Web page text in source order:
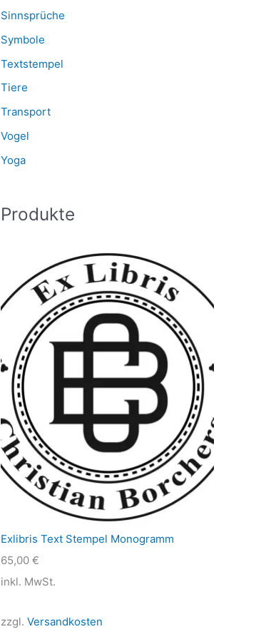
Sinnsprüche
Symbole
Textstempel
Tiere
Transport
Vogel
Yoga
Produkte
Exlibris Text Stempel Monogramm
65,00 €
inkl. MwSt.
zzgl. Versandkosten